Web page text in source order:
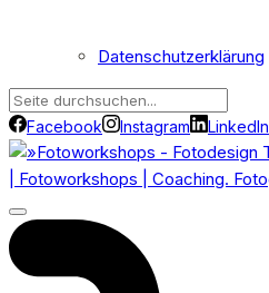
Datenschutzerklärung
Facebook Instagram LinkedIn